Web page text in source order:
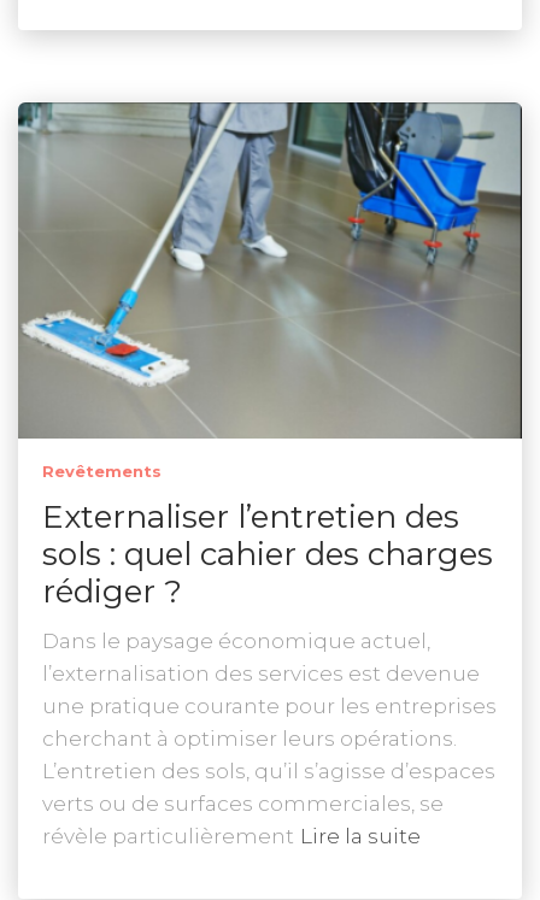
Revêtements
Externaliser l’entretien des
sols : quel cahier des charges
rédiger ?
Dans le paysage économique actuel,
l’externalisation des services est devenue
une pratique courante pour les entreprises
cherchant à optimiser leurs opérations.
L’entretien des sols, qu’il s’agisse d’espaces
verts ou de surfaces commerciales, se
révèle particulièrement Lire la suite